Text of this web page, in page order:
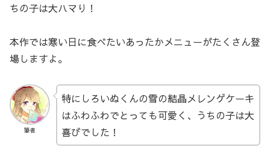
ちの子は大ハマり！
本作では寒い日に食べたいあったかメニューがたくさん登
場しますよ。
筆者
特にしろいぬくんの雪の結晶メレンゲケーキ
はふわふわでとっても可愛く、うちの子は大
喜びでした！